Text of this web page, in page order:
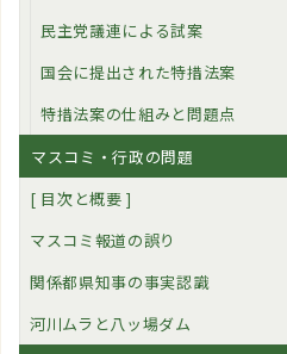
民主党議連による試案
国会に提出された特措法案
特措法案の仕組みと問題点
マスコミ・行政の問題
[ 目次と概要 ]
マスコミ報道の誤り
関係都県知事の事実認識
河川ムラと八ッ場ダム